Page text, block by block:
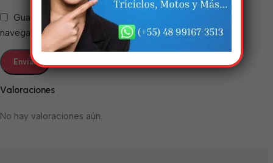
Valoraciones
No hay valoraciones aún.
Guarda mi nombre, correo electrónico y web en este
navegador para la próxima vez que comente.